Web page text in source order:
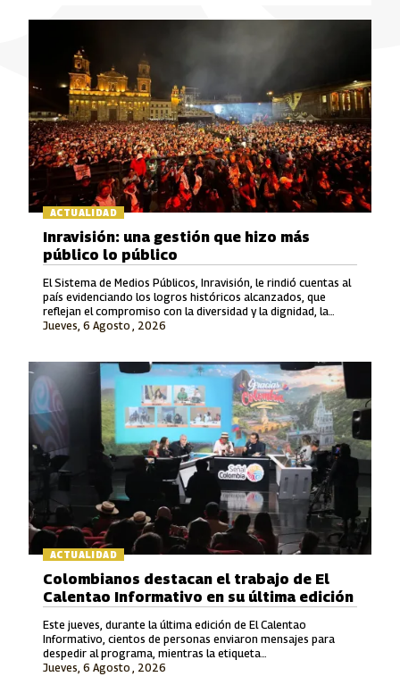
ACTUALIDAD
Jueves, 6 Agosto , 2026
Inravisión: una gestión que hizo más
público lo público
El Sistema de Medios Públicos, Inravisión, le rindió cuentas al
país evidenciando los logros históricos alcanzados, que
reflejan el compromiso con la diversidad y la dignidad, la
rigurosidad periodística, el fomento a la cultura y el cuidado
ACTUALIDAD
Jueves, 6 Agosto , 2026
Colombianos destacan el trabajo de El
Calentao Informativo en su última edición
Este jueves, durante la última edición de El Calentao
Informativo, cientos de personas enviaron mensajes para
despedir al programa, mientras la etiqueta
#ElCalentaoInformativo se convirtió en tendencia en redes